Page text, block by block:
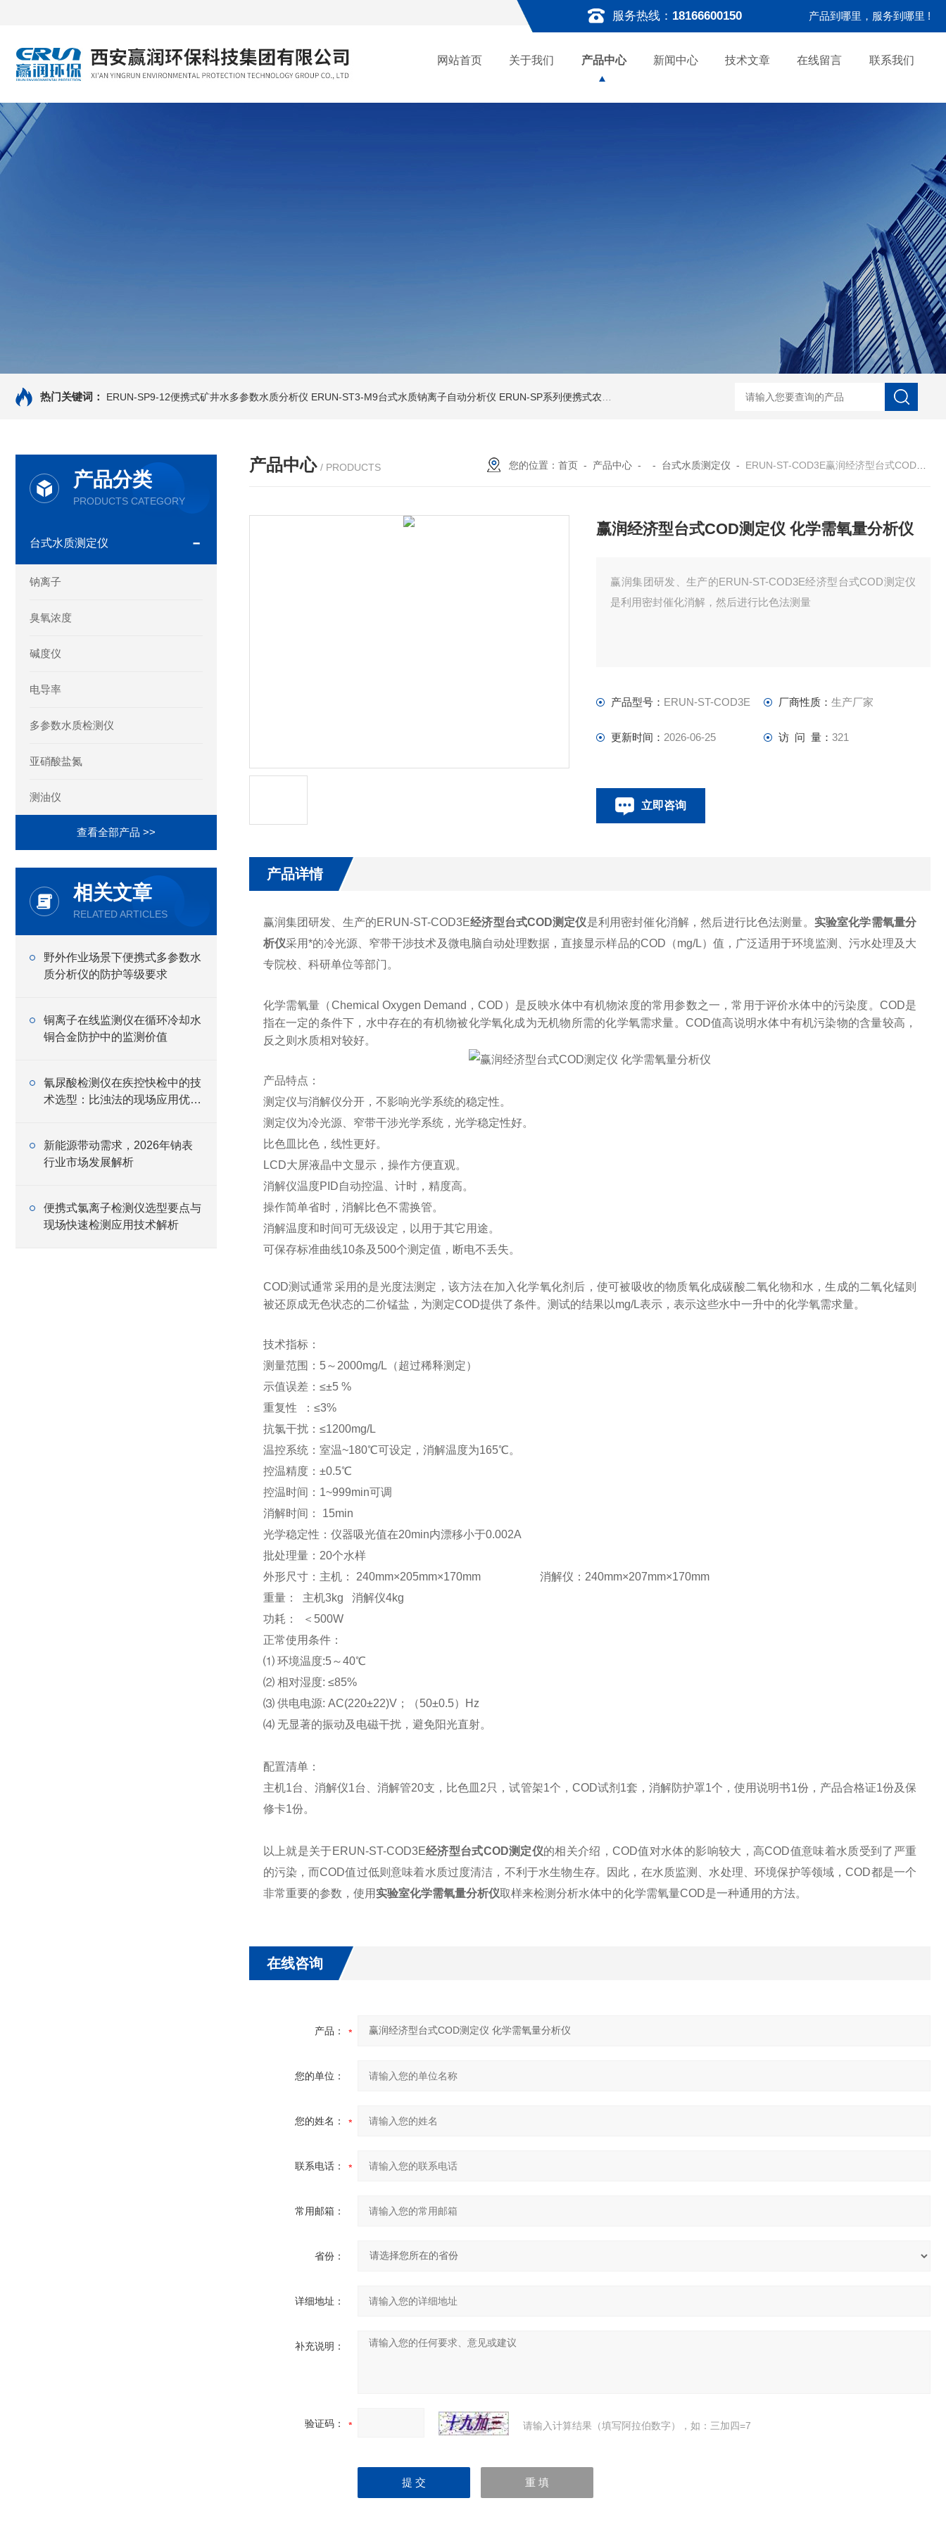
服务热线： 18166600150 产品到哪里，服务到哪里 !
网站首页 关于我们 产品中心 新闻中心 技术文章 在线留言 联系我们
热门关键词： ERUN-SP9-12便携式矿井水多参数水质分析仪 ERUN-ST3-M9台式水质钠离子自动分析仪 ERUN-SP系列便携式农田灌溉水质分析仪 ERUN-ST9-K3台式水中臭氧检测仪 ERUN-ST7-B8台式酚
产品分类
PRODUCTS CATEGORY
台式水质测定仪
钠离子
臭氧浓度
碱度仪
电导率
多参数水质检测仪
亚硝酸盐氮
测油仪
查看全部产品 >>
相关文章
RELATED ARTICLES
野外作业场景下便携式多参数水
质分析仪的防护等级要求
铜离子在线监测仪在循环冷却水
铜合金防护中的监测价值
氰尿酸检测仪在疾控快检中的技
术选型：比浊法的现场应用优势
新能源带动需求，2026年钠表
行业市场发展解析
便携式氯离子检测仪选型要点与
现场快速检测应用技术解析
产品中心 / PRODUCTS 您的位置：首页 - 产品中心 - - 台式水质测定仪 - ERUN-ST-COD3E赢润经济型台式COD测定仪 化学需氧量分析仪
赢润经济型台式COD测定仪 化学需氧量分析仪
赢润集团研发、生产的ERUN-ST-COD3E经济型台式COD测定仪
是利用密封催化消解，然后进行比色法测量
产品型号： ERUN-ST-COD3E 厂商性质： 生产厂家
更新时间： 2026-06-25 访 问 量： 321
立即咨询
产品详情
赢润集团研发、生产的ERUN-ST-COD3E经济型台式COD测定仪是利用密封催化消解，然后进行比色法测量。 实验室化学需氧量分
析仪采用*的冷光源、窄带干涉技术及微电脑自动处理数据，直接显示样品的COD（mg/L）值，广泛适用于环境监测、污水处理及大
专院校、科研单位等部门。
化学需氧量（Chemical Oxygen Demand，COD）是反映水体中有机物浓度的常用参数之一，常用于评价水体中的污染度。COD是
指在一定的条件下，水中存在的有机物被化学氧化成为无机物所需的化学氧需求量。COD值高说明水体中有机污染物的含量较高，
反之则水质相对较好。
产品特点：
测定仪与消解仪分开，不影响光学系统的稳定性。
测定仪为冷光源、窄带干涉光学系统，光学稳定性好。
比色皿比色，线性更好。
LCD大屏液晶中文显示，操作方便直观。
消解仪温度PID自动控温、计时，精度高。
操作简单省时，消解比色不需换管。
消解温度和时间可无级设定，以用于其它用途。
可保存标准曲线10条及500个测定值，断电不丢失。
COD测试通常采用的是光度法测定，该方法在加入化学氧化剂后，使可被吸收的物质氧化成碳酸二氧化物和水，生成的二氧化锰则
被还原成无色状态的二价锰盐，为测定COD提供了条件。测试的结果以mg/L表示，表示这些水中一升中的化学氧需求量。
技术指标：
测量范围：5～2000mg/L（超过稀释测定）
示值误差：≤±5 %
重复性 ：≤3%
抗氯干扰：≤1200mg/L
温控系统：室温~180℃可设定，消解温度为165℃。
控温精度：±0.5℃
控温时间：1~999min可调
消解时间： 15min
光学稳定性：仪器吸光值在20min内漂移小于0.002A
批处理量：20个水样
外形尺寸：主机： 240mm×205mm×170mm 消解仪：240mm×207mm×170mm
重量： 主机3kg 消解仪4kg
功耗： ＜500W
正常使用条件：
⑴ 环境温度:5～40℃
⑵ 相对湿度: ≤85%
⑶ 供电电源: AC(220±22)V；（50±0.5）Hz
⑷ 无显著的振动及电磁干扰，避免阳光直射。
配置清单：
主机1台、消解仪1台、消解管20支，比色皿2只，试管架1个，COD试剂1套，消解防护罩1个，使用说明书1份，产品合格证1份及保
修卡1份。
以上就是关于ERUN-ST-COD3E经济型台式COD测定仪的相关介绍，COD值对水体的影响较大，高COD值意味着水质受到了严重
的污染，而COD值过低则意味着水质过度清洁，不利于水生物生存。因此，在水质监测、水处理、环境保护等领域，COD都是一个
非常重要的参数，使用 实验室化学需氧量分析仪取样来检测分析水体中的化学需氧量COD是一种通用的方法。
在线咨询
产品：
您的单位：
您的姓名：
联系电话：
常用邮箱：
省份：
详细地址：
补充说明：
验证码： 请输入计算结果（填写阿拉伯数字），如：三加四=7